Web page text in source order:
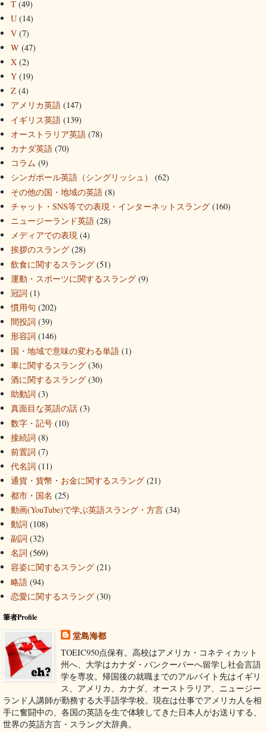
T (49)
U (14)
V (7)
W (47)
X (2)
Y (19)
Z (4)
アメリカ英語 (147)
イギリス英語 (139)
オーストラリア英語 (78)
カナダ英語 (70)
コラム (9)
シンガポール英語（シングリッシュ）
(62)
その他の国・地域の英語 (8)
チャット・SNS等での表現・インターネットスラング (160)
ニュージーランド英語 (28)
メディアでの表現 (4)
挨拶のスラング (28)
飲食に関するスラング (51)
運動・スポーツに関するスラング (9)
冠詞 (1)
慣用句 (202)
間投詞 (39)
形容詞 (146)
国・地域で意味の変わる単語 (1)
車に関するスラング (36)
酒に関するスラング (30)
助動詞 (3)
真面目な英語の話 (3)
数字・記号 (10)
接続詞 (8)
前置詞 (7)
代名詞 (11)
通貨・貨幣・お金に関するスラング (21)
都市・国名 (25)
動画(YouTube)で学ぶ英語スラング・方言 (34)
動詞 (108)
副詞 (32)
名詞 (569)
容姿に関するスラング (21)
略語 (94)
恋愛に関するスラング (30)
筆者Profile
堂島海都
TOEIC950点保有。高校はアメリカ・コネティカット
州へ、大学はカナダ・バンクーバーへ留学し社会言語
学を専攻。帰国後の就職までのアルバイト先はイギリ
ス、アメリカ、カナダ、オーストラリア、ニュージー
ランド人講師が勤務する大手語学学校。現在は仕事でアメリカ人を相
手に奮闘中の、各国の英語を生で体験してきた日本人がお送りする、
世界の英語方言・スラング大辞典。